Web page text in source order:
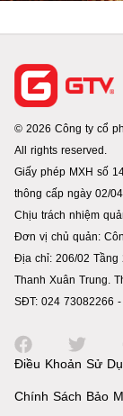
© 2026 Công ty cổ
All rights reserved.
Giấy phép MXH số
thông cấp ngày 02/
Chịu trách nhiệm
Đơn vị chủ quản:
Địa chỉ: 206/02 Tầng
Thanh Xuân Trung.
SĐT: 024 73082266
Điều Khoản Sử
Chính Sách Bảo